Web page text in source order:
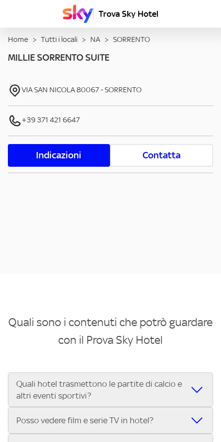
Trova Sky Hotel
Home > Tutti i locali > NA > SORRENTO
MILLIE SORRENTO SUITE
VIA SAN NICOLA80067-SORRENTO
+39 371 421 6647
Indicazioni Contatta
Quali sono i contenuti che potrò guardare
con il Prova Sky Hotel
Quali hotel trasmettono le partite di calcio e
altri eventi sportivi?
Se cerchi un hotel dove poter vedere le partite di Serie A,
Posso vedere film e serie TV in hotel?